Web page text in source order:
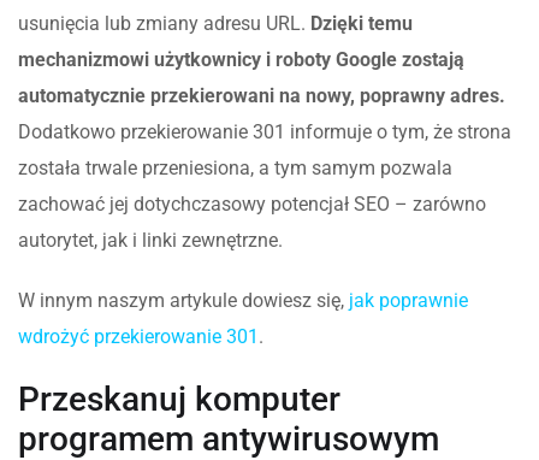
usunięcia lub zmiany adresu URL. Dzięki temu
mechanizmowi użytkownicy i roboty Google zostają
automatycznie przekierowani na nowy, poprawny adres.
Dodatkowo przekierowanie 301 informuje o tym, że strona
została trwale przeniesiona, a tym samym pozwala
zachować jej dotychczasowy potencjał SEO – zarówno
autorytet, jak i linki zewnętrzne.
W innym naszym artykule dowiesz się, jak poprawnie
wdrożyć przekierowanie 301 .
Przeskanuj komputer
programem antywirusowym